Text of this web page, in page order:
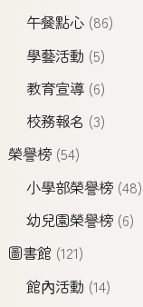
午餐點心(86)
學藝活動 (5)
教育宣導(6)
校務報名 (3)
榮譽榜(54)
小學部榮譽榜(48)
幼兒園榮譽榜(6)
圖書館(121)
館內活動 (14)